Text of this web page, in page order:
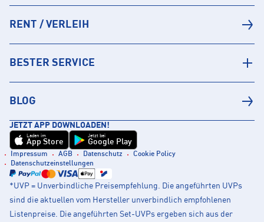
RENT / VERLEIH
BESTER SERVICE
BLOG
JETZT APP DOWNLOADEN!
Laden im
App Store
Jetzt bei
Google Play
Impressum AGB Datenschutz
Cookie Policy
Datenschutzeinstellungen
*UVP = Unverbindliche Preisempfehlung. Die angeführten UVPs
sind die aktuellen vom Hersteller unverbindlich empfohlenen
Listenpreise. Die angeführten Set-UVPs ergeben sich aus der